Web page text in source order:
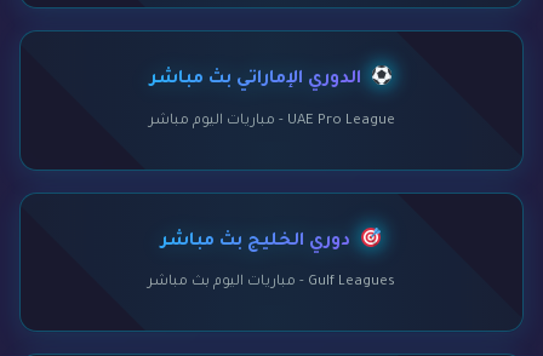
الدوري الإماراتي بث مباشر
UAE Pro League - مباريات اليوم مباشر
دوري الخليج بث مباشر
Gulf Leagues - مباريات اليوم بث مباشر